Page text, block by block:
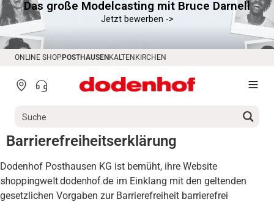
springen
Das große Modelcasting mit Bruce Darnell
Jetzt bewerben ->
ONLINE SHOP POSTHAUSEN KALTENKIRCHEN
Barrierefreiheitserklärung
Dodenhof Posthausen KG ist bemüht, ihre Website
shoppingwelt.dodenhof.de im Einklang mit den geltenden
gesetzlichen Vorgaben zur Barrierefreiheit barrierefrei